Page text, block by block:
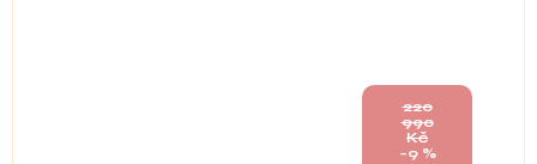
220
990
Kč
–9 %